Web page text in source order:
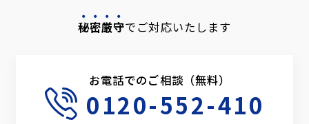
秘密厳守でご対応いたします
お電話でのご相談（無料）
0120-552-410